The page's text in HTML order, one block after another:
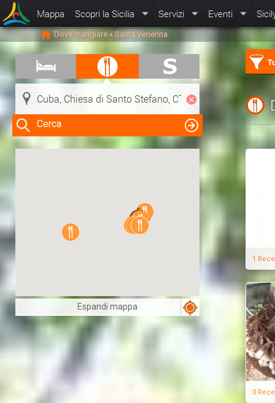
Mappa Scopri la Sicilia Servizi Eventi
Dove mangiare > Santa Venerina
Cerca
Clicca su una risorsa nella mappa
per visualizzare le informazioni
Espandi mappa
1
0